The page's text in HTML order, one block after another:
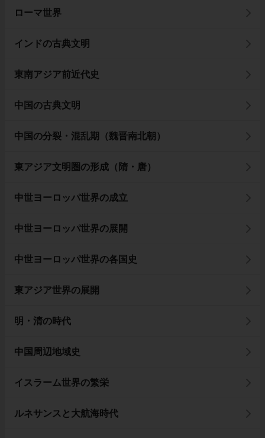
ローマ世界
インドの古典文明
東南アジア前近代史
中国の古典文明
中国の分裂・混乱期（魏晋南北朝）
東アジア文明圏の形成（隋・唐）
中世ヨーロッパ世界の成立
中世ヨーロッパ世界の展開
中世ヨーロッパ世界の各国史
東アジア世界の展開
明・清の時代
中国周辺地域史
イスラーム世界の繁栄
ルネサンスと大航海時代